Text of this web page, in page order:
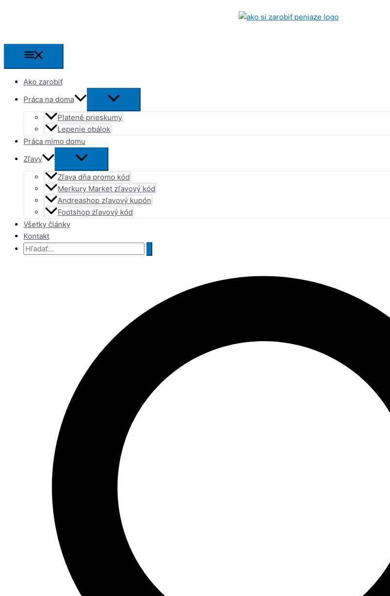
Hlavné
Menu
Ako zarobiť
Práca na doma
Platené prieskumy
Lepenie obálok
Práca mimo domu
Zľavy
Zľava dňa promo kód
Merkury Market zľavový kód
Andreashop zľavový kupón
Footshop zľavový kód
Všetky články
Kontakt
Vyhľadať: